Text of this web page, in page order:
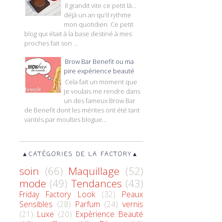
Il grandit vite ce petit là...
déjà un an qu'il rythme
mon quotidien. Ce petit
blog qui était à la base destiné à mes
proches fait son ...
Brow Bar Benefit ou ma
pire expérience beauté
Cela fait un moment que
je voulais me rendre dans
un des fameux Brow Bar
de Benefit dont les mérites ont été tant
vantés par moultes blogue...
▲CATÉGORIES DE LA FACTORY▲
soin (66) Maquillage (52)
mode (49) Tendances (43)
Friday Factory Look (32)
Peaux
Sensibles (28) Parfum (24) vernis
(21) Luxe (20) Expèrience Beauté